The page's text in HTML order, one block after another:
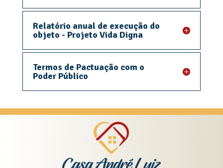
Relatório anual de execução do
objeto - Projeto Vida Digna
Termos de Pactuação com o
Poder Público